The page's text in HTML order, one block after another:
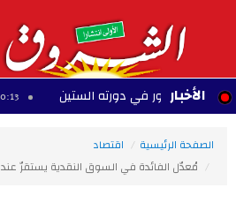
الأخبار
في دورته الستين 20:13 - 2026/08/06
الصفحة الرئيسية
اقتصاد
مُعدّل الفائدة في السوق النقدية يستقرّ عند 6.99%